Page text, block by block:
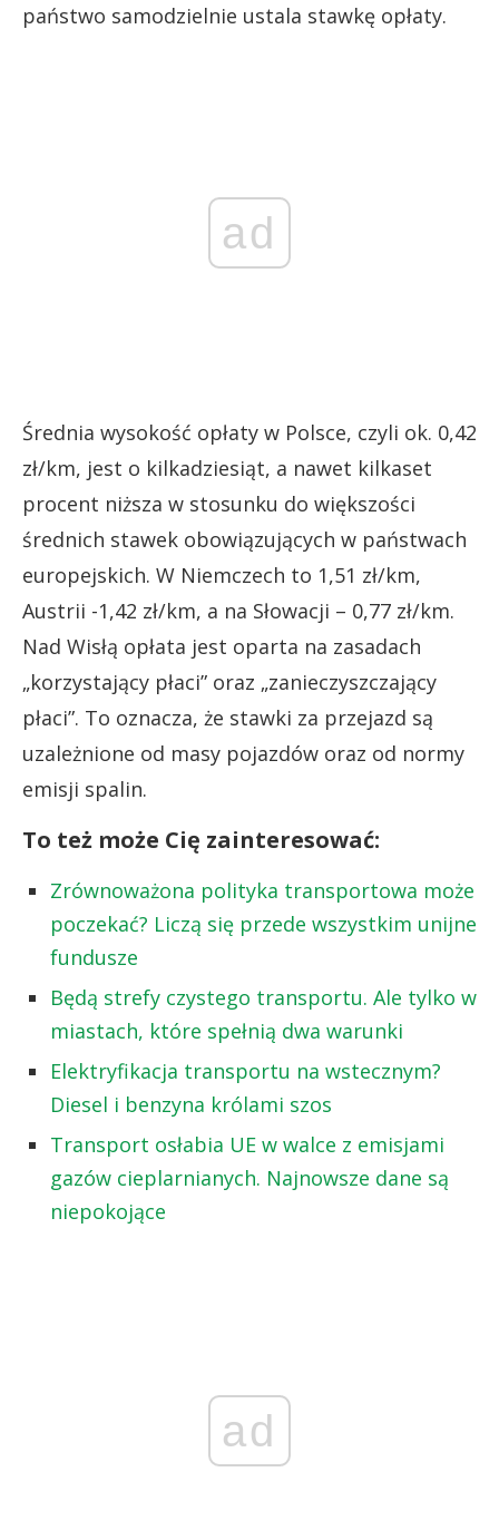
państwo samodzielnie ustala stawkę opłaty.
ad
Średnia wysokość opłaty w Polsce, czyli ok. 0,42
zł/km, jest o kilkadziesiąt, a nawet kilkaset
procent niższa w stosunku do większości
średnich stawek obowiązujących w państwach
europejskich. W Niemczech to 1,51 zł/km,
Austrii -1,42 zł/km, a na Słowacji – 0,77 zł/km.
Nad Wisłą opłata jest oparta na zasadach
„korzystający płaci” oraz „zanieczyszczający
płaci”. To oznacza, że stawki za przejazd są
uzależnione od masy pojazdów oraz od normy
emisji spalin.
To też może Cię zainteresować:
Zrównoważona polityka transportowa może
poczekać? Liczą się przede wszystkim unijne
fundusze
Będą strefy czystego transportu. Ale tylko w
miastach, które spełnią dwa warunki
Elektryfikacja transportu na wstecznym?
Diesel i benzyna królami szos
Transport osłabia UE w walce z emisjami
gazów cieplarnianych. Najnowsze dane są
niepokojące
ad